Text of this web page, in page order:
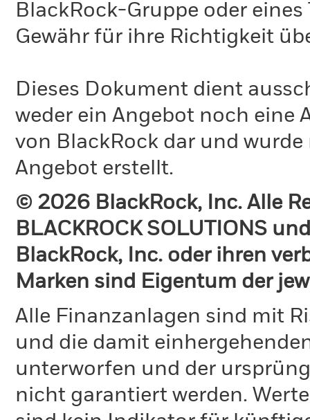
BlackRock-Gruppe oder
Gewähr für ihre Richtigkeit
Dieses Dokument dient
weder ein Angebot noch eine
von BlackRock dar und
Angebot erstellt.
© 2026 BlackRock, Inc. Alle
BLACKROCK SOLUTIONS
BlackRock, Inc. oder ihren
Marken sind Eigentum der
Alle Finanzanlagen sind mit
und die damit
unterworfen und der
nicht garantiert werden.